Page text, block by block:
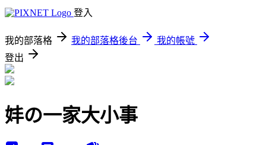
登入
我的部落格 我的部落格後台
我的帳號
登出
妦の一家大小事